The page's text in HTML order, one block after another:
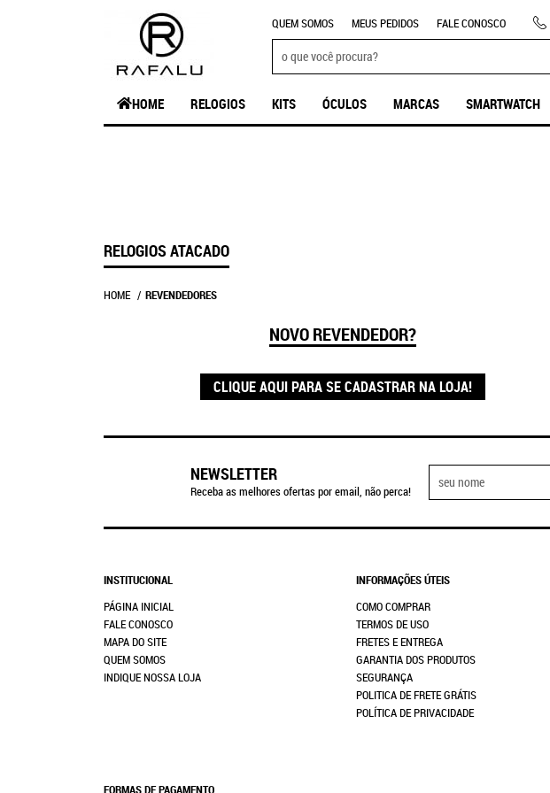
QUEM SOMOS MEUS PEDIDOS FALE CONOSCO
HOME RELOGIOS KITS ÓCULOS MARCAS SMARTWATCH
RELOGIOS ATACADO
HOME REVENDEDORES
NOVO REVENDEDOR?
CLIQUE AQUI PARA SE CADASTRAR NA LOJA!
NEWSLETTER
Receba as melhores ofertas por email, não perca!
INSTITUCIONAL
PÁGINA INICIAL
FALE CONOSCO
MAPA DO SITE
QUEM SOMOS
INDIQUE NOSSA LOJA
INFORMAÇÕES ÚTEIS
COMO COMPRAR
TERMOS DE USO
FRETES E ENTREGA
GARANTIA DOS PRODUTOS
SEGURANÇA
POLITICA DE FRETE GRÁTIS
POLÍTICA DE PRIVACIDADE
FORMAS DE PAGAMENTO